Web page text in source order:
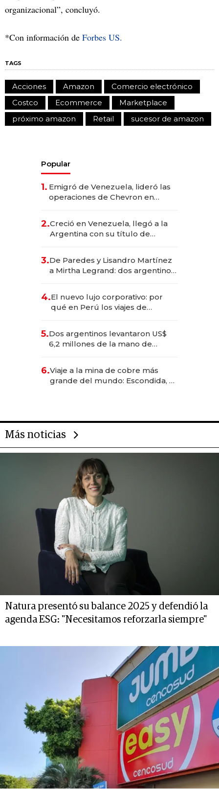
organizacional”, concluyó.
*Con información de Forbes US.
TAGS
Acciones Amazon
Comercio electrónico
Costco
Ecommerce
Marketplace
próximo amazon
Retail sucesor de amazon
Popular
1. Emigró de Venezuela, lideró las
operaciones de Chevron en
2.Creció en Venezuela, llegó a la
Argentina con su título de
las marcas "fast premium"
3.De Paredes y Lisandro Martínez
a Mirtha Legrand: dos argentinos
4.El nuevo lujo corporativo: por
qué en Perú los viajes de
para convertirse en experiencias
transformadoras
5.Dos argentinos levantaron US$
6,2 millones de la mano de
6.Viaje a la mina de cobre más
grande del mundo: Escondida, el
Más noticias
Natura presentó su balance 2025 y defendió la
agenda ESG: "Necesitamos reforzarla siempre"